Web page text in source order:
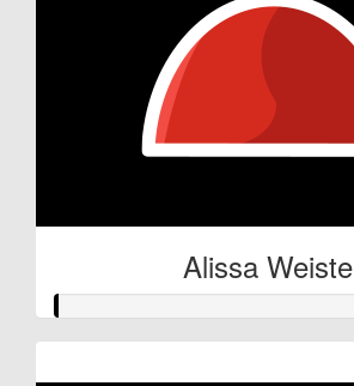
Alissa Weiste